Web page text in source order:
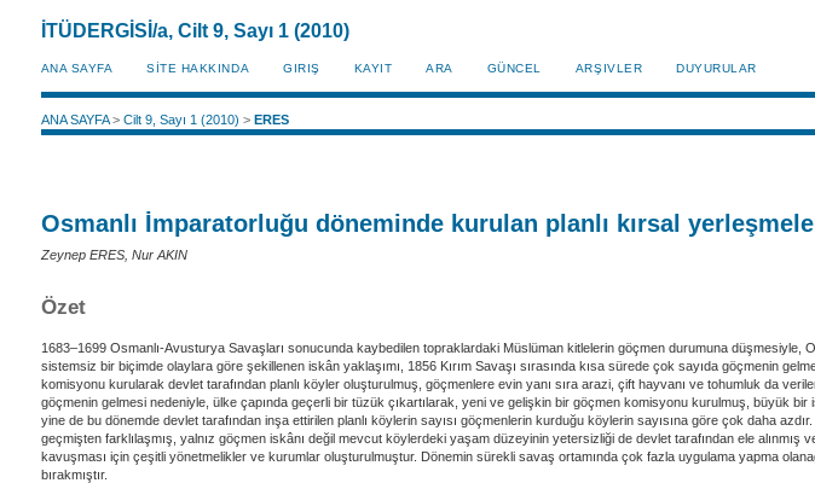
İTÜDERGİSİ/a, Cilt 9, Sayı 1 (2010)
ANA SAYFA SİTE HAKKINDA GIRIŞ KAYIT ARA GÜNCEL ARŞIVLER DUYURULAR
ANA SAYFA> Cilt 9, Sayı 1 (2010) > ERES
Osmanlı İmparatorluğu döneminde kurulan planlı kırsal
Zeynep ERES, Nur AKIN
Özet
1683–1699 Osmanlı-Avusturya Savaşları sonucunda kaybedilen topraklardaki Müslüman kitlelerin göçmen durumuna düşmesiyle,
sistemsiz bir biçimde olaylara göre şekillenen iskân yaklaşımı, 1856 Kırım Savaşı sırasında kısa sürede çok sayıda göçmenin
komisyonu kurularak devlet tarafından planlı köyler oluşturulmuş, göçmenlere evin yanı sıra arazi, çift hayvanı ve tohumluk da
göçmenin gelmesi nedeniyle, ülke çapında geçerli bir tüzük çıkartılarak, yeni ve gelişkin bir göçmen komisyonu kurulmuş, büyük bir
yine de bu dönemde devlet tarafından inşa ettirilen planlı köylerin sayısı göçmenlerin kurduğu köylerin sayısına göre çok daha
geçmişten farklılaşmış, yalnız göçmen iskânı değil mevcut köylerdeki yaşam düzeyinin yetersizliği de devlet tarafından ele alınmış
kavuşması için çeşitli yönetmelikler ve kurumlar oluşturulmuştur. Dönemin sürekli savaş ortamında çok fazla uygulama yapma
bırakmıştır.